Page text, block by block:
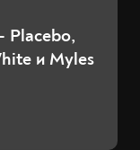
Placebo,
и Myles